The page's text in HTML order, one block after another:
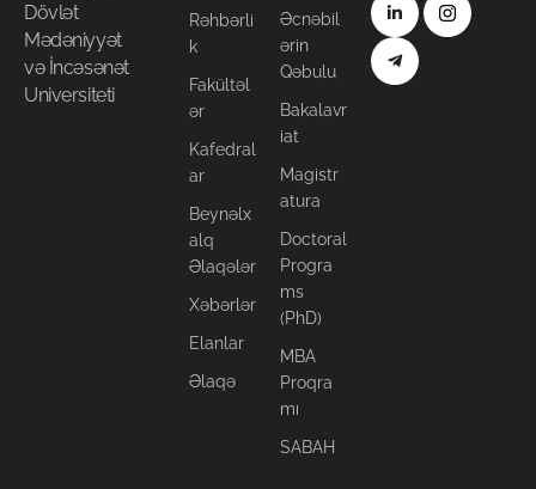
Dövlət
Mədəniyyət
və İncəsənət
Universiteti
Rəhbərli
k
Fakültəl
ər
Kafedral
ar
Beynəlx
alq
Əlaqələr
Xəbərlər
Elanlar
Əlaqə
Əcnəbil
ərin
Qəbulu
Bakalavr
iat
Magistr
atura
Doctoral
Progra
ms
(PhD)
MBA
Proqra
mı
SABAH